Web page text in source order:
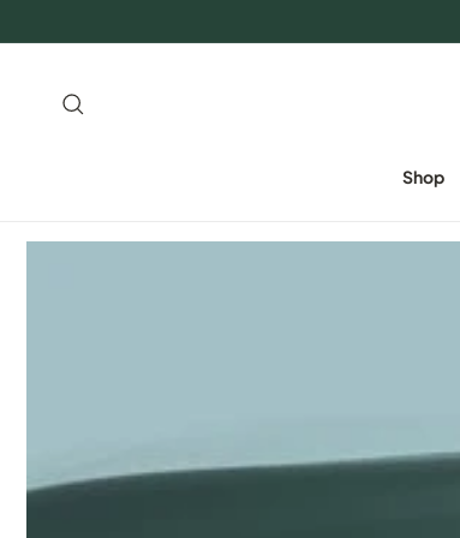
Inhalt
Shop